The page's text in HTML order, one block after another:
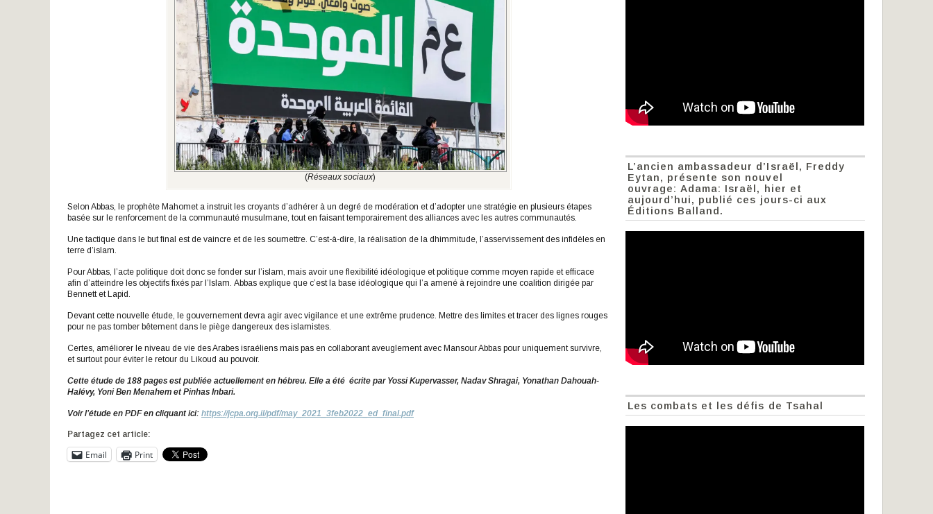
(Réseaux sociaux)
Selon Abbas, le prophète Mahomet a instruit les croyants d’adhérer à un degré de modération et d’adopter une stratégie en plusieurs étapes
basée sur le renforcement de la communauté musulmane, tout en faisant temporairement des alliances avec les autres communautés.
Une tactique dans le but final est de vaincre et de les soumettre. C’est-à-dire, la réalisation de la dhimmitude, l’asservissement des infidèles en
terre d’islam.
Pour Abbas, l’acte politique doit donc se fonder sur l’islam, mais avoir une flexibilité idéologique et politique comme moyen rapide et efficace
afin d’atteindre les objectifs fixés par l’Islam. Abbas explique que c’est la base idéologique qui l’a amené à rejoindre une coalition dirigée par
Bennett et Lapid.
Devant cette nouvelle étude, le gouvernement devra agir avec vigilance et une extrême prudence. Mettre des limites et tracer des lignes rouges
pour ne pas tomber bêtement dans le piège dangereux des islamistes.
Certes, améliorer le niveau de vie des Arabes israéliens mais pas en collaborant aveuglement avec Mansour Abbas pour uniquement survivre,
et surtout pour éviter le retour du Likoud au pouvoir.
Cette étude de 188 pages est publiée actuellement en hébreu. Elle a été écrite par Yossi Kupervasser, Nadav Shragai, Yonathan Dahouah-
Halévy, Yoni Ben Menahem et Pinhas Inbari.
Voir l’étude en PDF en cliquant ici: https://jcpa.org.il/pdf/may_2021_3feb2022_ed_final.pdf
Partagez cet article:
Email Print
L’ancien ambassadeur d’Israël, Freddy
Eytan, présente son nouvel
ouvrage: Adama: Israël, hier et
aujourd’hui, publié ces jours-ci aux
Éditions Balland.
Les combats et les défis de Tsahal